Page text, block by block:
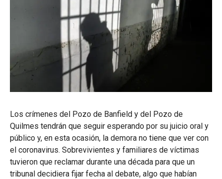
Los crímenes del Pozo de Banfield y del Pozo de
Quilmes tendrán que seguir esperando por su juicio oral y
público y, en esta ocasión, la demora no tiene que ver con
el coronavirus. Sobrevivientes y familiares de víctimas
tuvieron que reclamar durante una década para que un
tribunal decidiera fijar fecha al debate, algo que habían